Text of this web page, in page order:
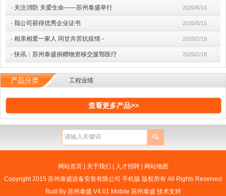
· 关注消防 关爱生命——苏州泰盛举行 2020/6/14
· 我公司获得优秀企业证书 2020/5/15
· 相亲相爱一家人 同甘共苦抗疫情 - 2020/2/19
·快讯：苏州泰盛捐赠物资移交援鄂医疗 2020/2/18
产品分类 工程业绩
查看更多产品>>
网站首页| 关于我们 人才招聘|
网站地图
Copyright 2015 苏州泰盛设备安装有限公司 手机版 版权所有 All Rights Reserved
Built By 苏州泰盛 V4.01 Mobile 苏州泰盛 技术支持